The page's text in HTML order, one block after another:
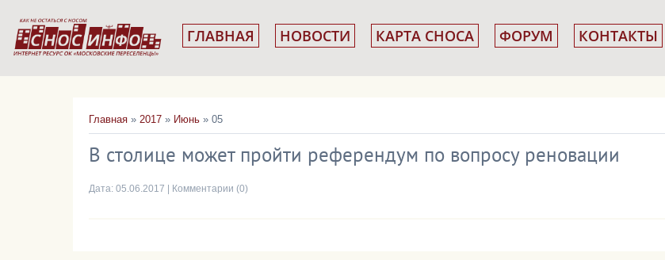
ГЛАВНАЯ НОВОСТИ КАРТА СНОСА ФОРУМ КОНТАКТЫ
Главная » 2017 » Июнь » 05
В столице может пройти референдум по вопросу реновации
Дата: 05.06.2017 Комментарии (0)